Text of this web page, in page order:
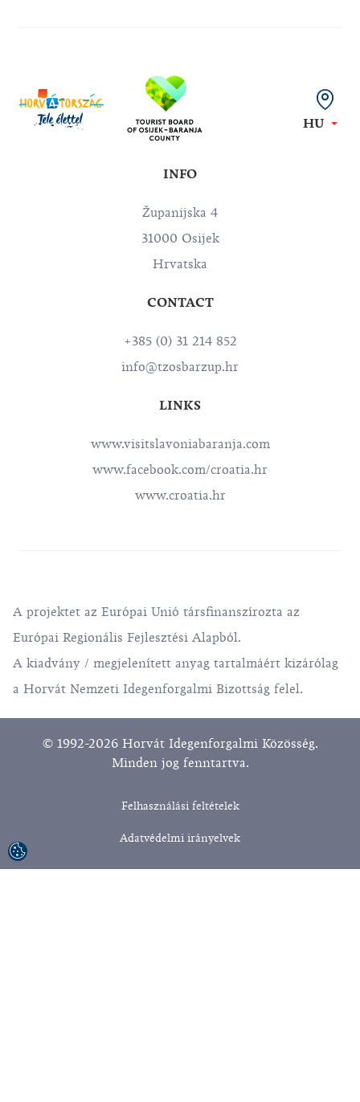
HU
INFO
Županijska 4
31000 Osijek
Hrvatska
CONTACT
+385 (0) 31 214 852
info@tzosbarzup.hr
LINKS
www.visitslavoniabaranja.com
www.facebook.com/croatia.hr
www.croatia.hr
A projektet az Európai Unió társfinanszírozta az
Európai Regionális Fejlesztési Alapból.
A kiadvány / megjelenített anyag tartalmáért kizárólag
a Horvát Nemzeti Idegenforgalmi Bizottság felel.
© 1992-2026 Horvát Idegenforgalmi Közösség.
Minden jog fenntartva.
Felhasználási feltételek
Adatvédelmi irányelvek